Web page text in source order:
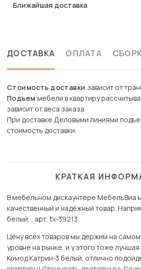
Ближайшая доставка
ДОСТАВКА ОПЛАТА
Стоимость доставки зависит от
Подъем мебели в квартиру
зависит от веса заказа.
При доставке Деловыми линиями
стоимость доставки.
КРАТКАЯ
В мебельном дискаунтере МебельВиа
качественный и надёжный товар.
белый, , арт. tx-39213.
Цену всех товаров мы держим на
уровне на рынке, и у этого тоже
Комод Катрин-3 белый, отлично